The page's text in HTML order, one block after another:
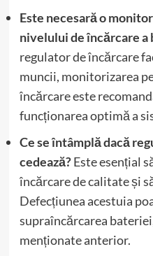
Este necesară o
nivelului de încărcare a
regulator de încărcare
muncii, monitorizarea
încărcare este
funcționarea optimă a
Ce se întâmplă dacă
cedează?Este esențial
încărcare de calitate și
Defecțiunea acestuia
supraîncărcarea
menționate anterior.